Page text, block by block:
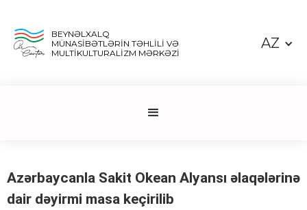
BEYNƏLXALQ
MÜNASİBƏTLƏRİN TƏHLİLİ VƏ
MULTİKULTURALİZM MƏRKƏZİ
AZ
Azərbaycanla Sakit Okean Alyansı əlaqələrinə
dair dəyirmi masa keçirilib